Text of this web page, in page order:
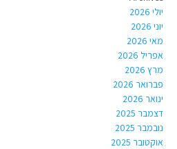
יולי 2026
יוני 2026
מאי 2026
אפריל 2026
מרץ 2026
פברואר 2026
ינואר 2026
דצמבר 2025
נובמבר 2025
אוקטובר 2025